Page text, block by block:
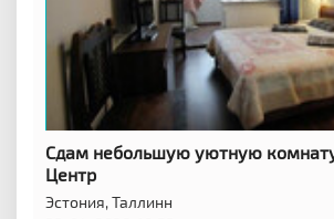
Сдам небольшую уютную
Центр
Эстония,Таллинн